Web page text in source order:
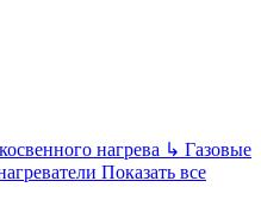
нагрева ↳ Газовые
Показать все